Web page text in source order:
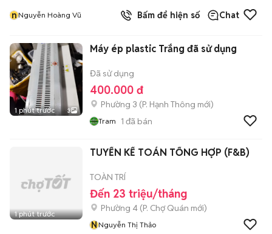
nNguyễn Hoàng Vũ Bấm để hiện số Chat
1 phút trước 3
Máy ép plastic Trắng đã sử dụng
Đã sử dụng
400.000 đ
Phường 3 (P. Hạnh Thông mới)
Tram 1 đã bán
1 phút trước
TUYỂN KẾ TOÁN TỔNG HỢP (F&B)
TOÀN TRÍ
Đến 23 triệu/tháng
Phường 4 (P. Chợ Quán mới)
NNguyễn Thị Thảo